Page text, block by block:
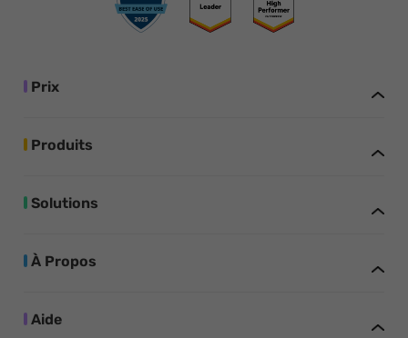
Prix
Produits
Solutions
À Propos
Aide